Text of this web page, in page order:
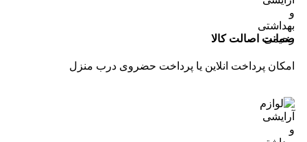
ضمانت اصالت کالا
امکان پرداخت انلاین یا پرداخت حضروی درب منزل